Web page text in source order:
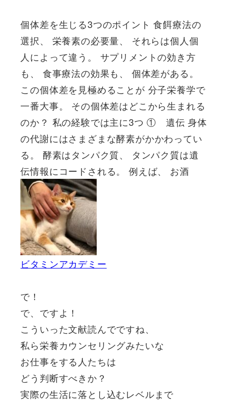
個体差を生じる3つのポイント 食餌療法の
選択、 栄養素の必要量、 それらは個人個
人によって違う。 サプリメントの効き方
も、 食事療法の効果も、 個体差がある。
この個体差を見極めることが 分子栄養学で
一番大事。 その個体差はどこから生まれる
のか？ 私の経験では主に3つ ① 遺伝 身体
の代謝にはさまざまな酵素がかかわってい
る。 酵素はタンパク質、 タンパク質は遺
伝情報にコードされる。 例えば、 お酒
ビタミンアカデミー
で！
で、ですよ！
こういった文献読んでですね、
私ら栄養カウンセリングみたいな
お仕事をする人たちは
どう判断すべきか？
実際の生活に落とし込むレベルまで